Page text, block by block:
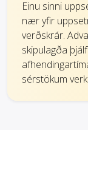
Einu sinni
nær yfir
verðskrár.
skipulagða
sérstökum